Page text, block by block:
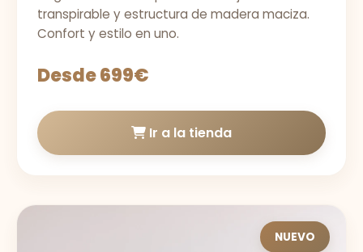
transpirable y estructura de madera maciza.
Confort y estilo en uno.
Desde 699€
Ir a la tienda
NUEVO